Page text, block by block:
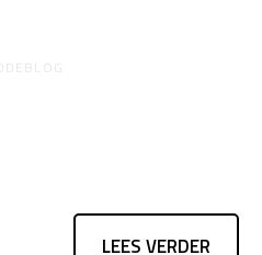
LEES VERDER